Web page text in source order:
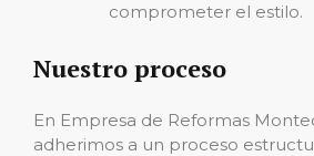
comprometer el estilo.
Nuestro proceso
En Empresa de Reformas
adherimos a un proceso